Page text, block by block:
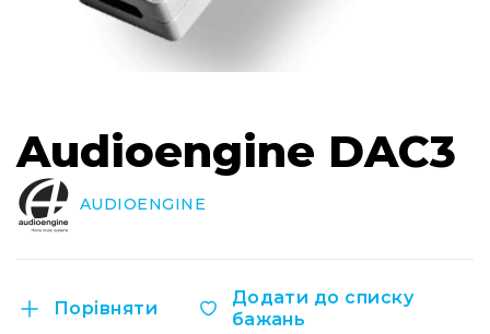
Лінійні
Підсилювачі
потужності
системи
Аксесуари
початку
галереї
зображень
Audioengine DAC3
AUDIOENGINE
Порівняти
Додати до списку
бажань